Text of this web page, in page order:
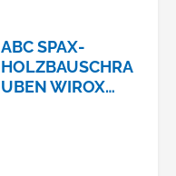
ABC SPAX-
HOLZBAUSCHRA
UBEN WIROX